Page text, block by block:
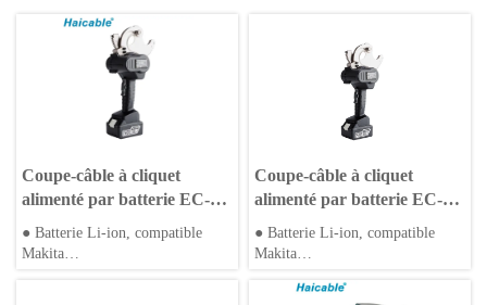
Coupe-câble à cliquet
alimenté par batterie EC-
50M
● Batterie Li-ion, compatible
Makita
Coupe-câble à cliquet
alimenté par batterie EC-
65M
● Batterie Li-ion, compatible
Makita
solaire et éolienne